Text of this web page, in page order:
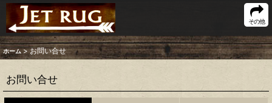
その他
ホーム > お問い合せ
お問い合せ